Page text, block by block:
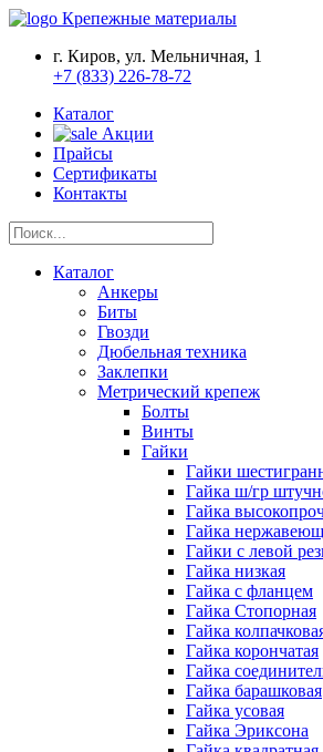
Крепежные материалы
г. Киров, ул. Мельничная, 1
+7 (833) 226-78-72
Каталог
Акции
Прайсы
Сертификаты
Контакты
Каталог
Анкеры
Биты
Гвозди
Дюбельная техника
Заклепки
Метрический крепеж
Болты
Винты
Гайки
Гайки
Гайка ш/гр
Гайка
Гайка
Гайки с левой
Гайка низкая
Гайка с фланцем
Гайка Стопорная
Гайка
Гайка корончатая
Гайка
Гайка барашковая
Гайка усовая
Гайка Эриксона